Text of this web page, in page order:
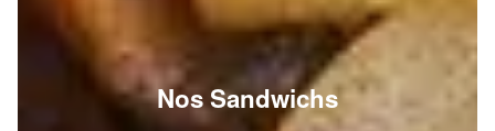
Nos Sandwichs